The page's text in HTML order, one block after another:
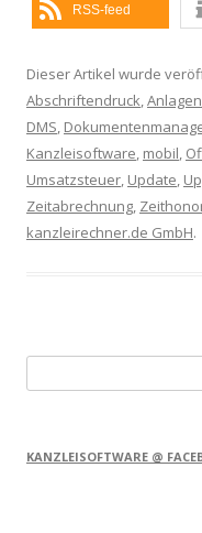
RSS-feed
Dieser Artikel wurde
Abschriftendruck,
DMS,
Kanzleisoftware, mobil,
Umsatzsteuer, Update,
Zeitabrechnung,
kanzleirechner.de GmbH.
nach:
KANZLEISOFTWARE @